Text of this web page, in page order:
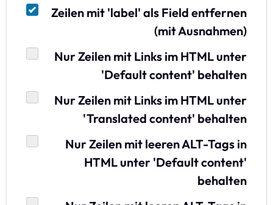
Zeilen mit 'label' als Field entfernen
(mit Ausnahmen)
Nur Zeilen mit Links im HTML unter
'Default content' behalten
Nur Zeilen mit Links im HTML unter
'Translated content' behalten
Nur Zeilen mit leeren ALT-Tags in
HTML unter 'Default content'
behalten